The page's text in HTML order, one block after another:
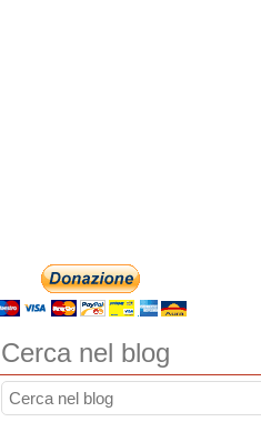
Cerca nel blog